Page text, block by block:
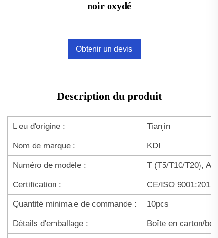
noir oxydé
Obtenir un devis
Description du produit
Lieu d'origine : Tianjin
Nom de marque : KDI
Numéro de modèle : T (T5/T10/T20),
Certification : CE/ISO 9001:2015
Quantité minimale de commande : 10pcs
Détails d'emballage : Boîte en carton/